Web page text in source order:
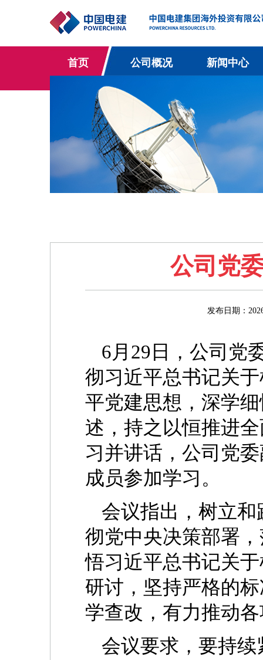
首页 公司概况 新闻中心
公司党
发布日期：
6月29日，公司党
彻习近平总书记关
平党建思想，深学
述，持之以恒推进
习并讲话，公司党
成员参加学习。
会议指出，树立
彻党中央决策部署
悟习近平总书记关
研讨，坚持严格的
学查改，有力推动
会议要求，要持续